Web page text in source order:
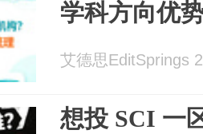
学科方向优
艾德思EditSprings
想投 SCI 一